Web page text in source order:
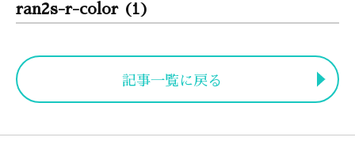
ran2s-r-color (1)
記事一覧に戻る